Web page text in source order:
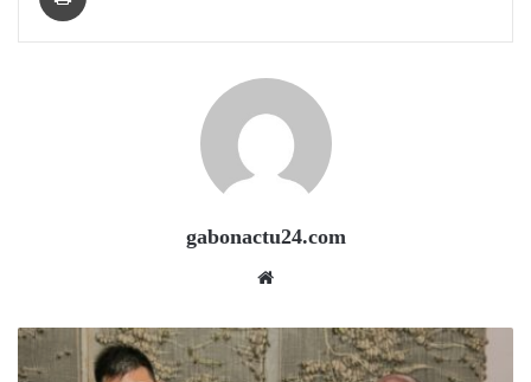
gabonactu24.com